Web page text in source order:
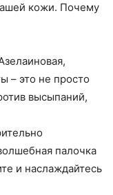
кожи. Почему
– это не просто
высыпаний,
палочка
и наслаждайтесь